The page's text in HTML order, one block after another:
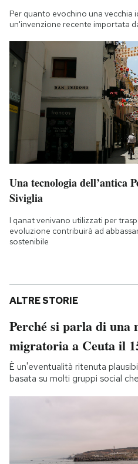
Per quanto evochino una vecchia
un'invenzione recente importata
Una tecnologia dell’antica
Siviglia
I qanat venivano utilizzati per
evoluzione contribuirà ad
sostenibile
ALTRE STORIE
Perché si parla di una
migratoria a Ceuta il
È un'eventualità ritenuta
basata su molti gruppi social